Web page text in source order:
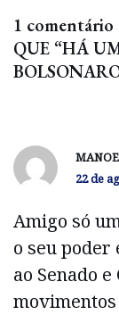
1
QUE “HÁ
22 de
Amigo só
o seu poder
ao Senado